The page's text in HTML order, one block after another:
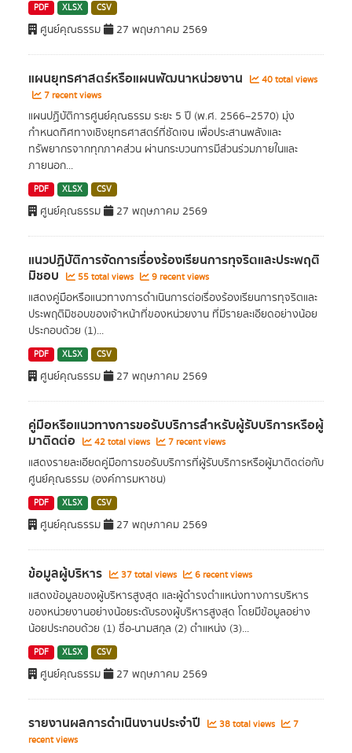
PDF XLSX CSV
ศูนย์คุณธรรม 27 พฤษภาคม 2569
แผนยุทธศาสตร์หรือแผนพัฒนาหน่วยงาน
40 total views
7 recent views
แผนปฏิบัติการศูนย์คุณธรรม ระยะ 5 ปี (พ.ศ. 2566–2570) มุ่ง
กำหนดทิศทางเชิงยุทธศาสตร์ที่ชัดเจน เพื่อประสานพลังและ
ทรัพยากรจากทุกภาคส่วน ผ่านกระบวนการมีส่วนร่วมภายในและ
ภายนอก...
PDF XLSX CSV
ศูนย์คุณธรรม 27 พฤษภาคม 2569
แนวปฏิบัติการจัดการเรื่องร้องเรียนการทุจริตและประพฤติ
มิชอบ 55 total views 9 recent views
แสดงคู่มือหรือแนวทางการดำเนินการต่อเรื่องร้องเรียนการทุจริตและ
ประพฤติมิชอบของเจ้าหน้าที่ของหน่วยงาน ที่มีรายละเอียดอย่างน้อย
ประกอบด้วย (1)...
PDF XLSX CSV
ศูนย์คุณธรรม 27 พฤษภาคม 2569
คู่มือหรือแนวทางการขอรับบริการสำหรับผู้รับบริการหรือผู้
มาติดต่อ 42 total views 7 recent views
แสดงรายละเอียดคู่มือการขอรับบริการที่ผู้รับบริการหรือผู้มาติดต่อกับ
ศูนย์คุณธรรม (องค์การมหาชน)
PDF XLSX CSV
ศูนย์คุณธรรม 27 พฤษภาคม 2569
ข้อมูลผู้บริหาร 37 total views 6 recent views
แสดงข้อมูลของผู้บริหารสูงสุด และผู้ดำรงตำแหน่งทางการบริหาร
ของหน่วยงานอย่างน้อยระดับรองผู้บริหารสูงสุด โดยมีข้อมูลอย่าง
น้อยประกอบด้วย (1) ชื่อ-นามสกุล (2) ตำแหน่ง (3)...
PDF XLSX CSV
ศูนย์คุณธรรม 27 พฤษภาคม 2569
รายงานผลการดำเนินงานประจำปี 38 total views
7
recent views